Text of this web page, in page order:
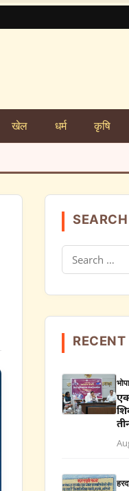
खेल धर्म कृषि
Search
for: